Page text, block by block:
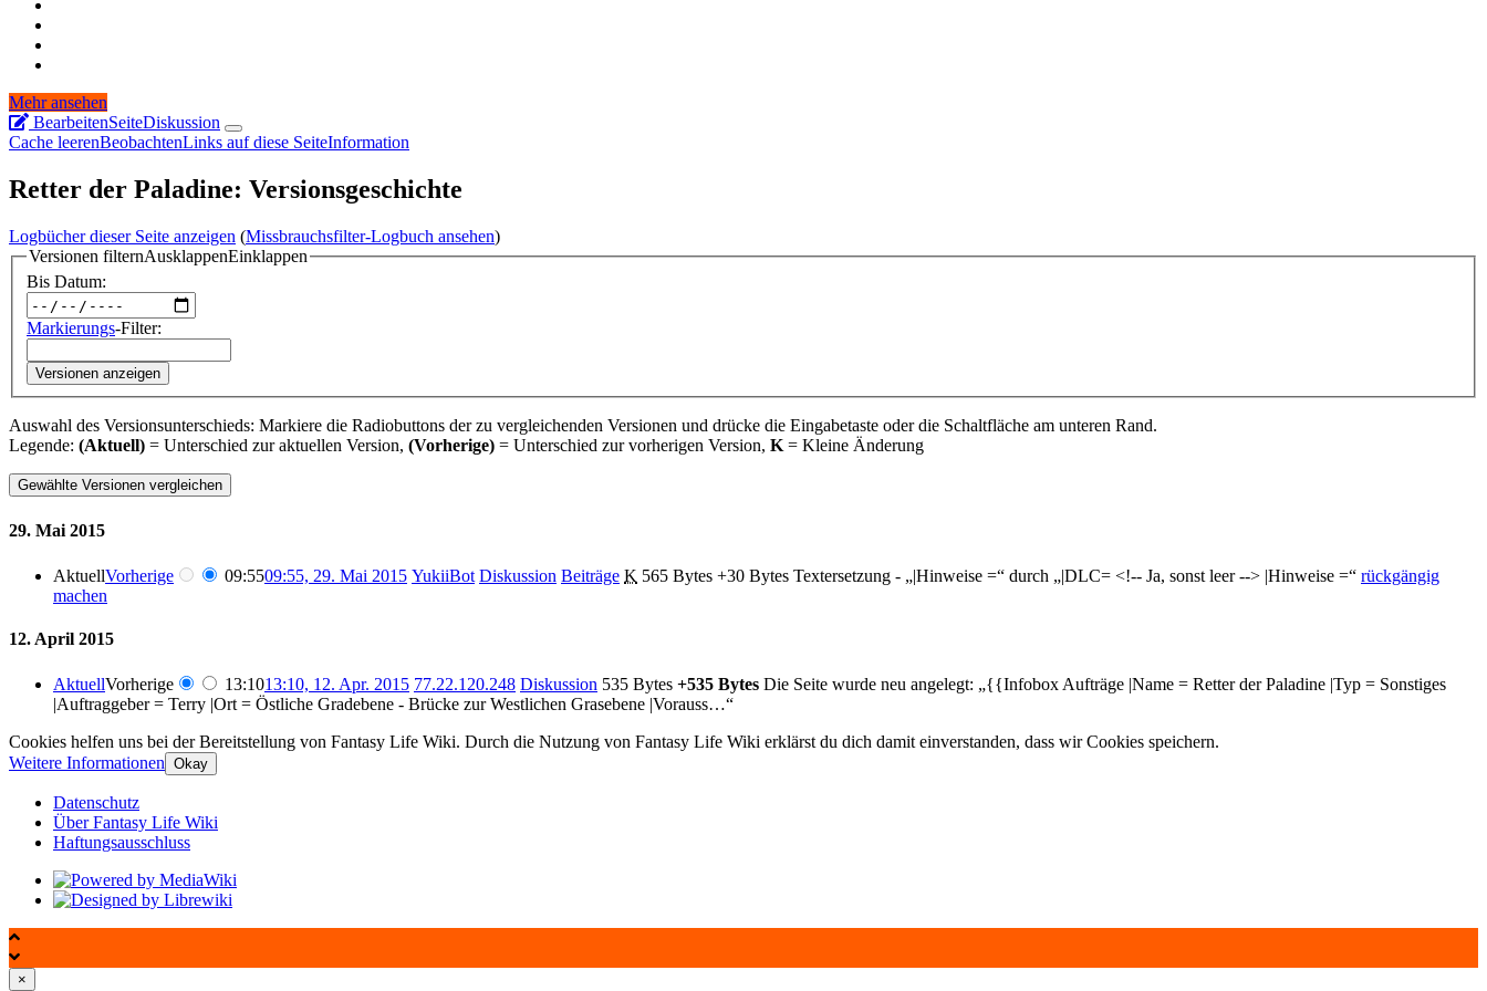
Mehr ansehen
BearbeitenSeiteDiskussion
Cache leerenBeobachtenLinks auf diese SeiteInformation
Retter der Paladine: Versionsgeschichte
Logbücher dieser Seite anzeigen (Missbrauchsfilter-Logbuch ansehen)
Versionen filternAusklappenEinklappen
Bis Datum:
Markierungs-Filter:
Versionen anzeigen
Auswahl des Versionsunterschieds: Markiere die Radiobuttons der zu vergleichenden Versionen und drücke die Eingabetaste oder die Schaltfläche am unteren Rand.
Legende: (Aktuell) = Unterschied zur aktuellen Version, (Vorherige) = Unterschied zur vorherigen Version, K= Kleine Änderung
29. Mai 2015
AktuellVorherige 09:5509:55, 29. Mai 2015 YukiiBot Diskussion Beiträge K 565 Bytes +30 Bytes Textersetzung - „|Hinweise =“ durch „|DLC= <!-- Ja, sonst leer --> |Hinweise =“ rückgängig
machen
12. April 2015
AktuellVorherige 13:1013:10, 12. Apr. 2015 77.22.120.248 Diskussion 535 Bytes +535 Bytes Die Seite wurde neu angelegt: „{{Infobox Aufträge |Name = Retter der Paladine |Typ = Sonstiges
|Auftraggeber = Terry |Ort = Östliche Gradebene - Brücke zur Westlichen Grasebene |Vorauss…“
Cookies helfen uns bei der Bereitstellung von Fantasy Life Wiki. Durch die Nutzung von Fantasy Life Wiki erklärst du dich damit einverstanden, dass wir Cookies speichern.
Weitere Informationen Okay
Datenschutz
Über Fantasy Life Wiki
Haftungsausschluss
×